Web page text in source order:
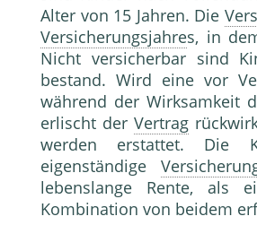
Alter von 15 Jahren. Die
Versicherungsjahres, in
Nicht versicherbar sind
bestand. Wird eine vor
während der Wirksamkeit
erlischt derVertrag
werden erstattet. Die
eigenständige
lebenslange Rente, als
Kombination von beidem